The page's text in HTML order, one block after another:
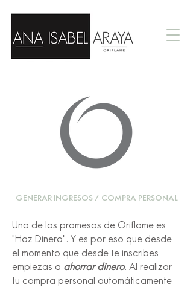
GENERAR INGRESOS / COMPRA PERSONAL
Una de las promesas de Oriflame es
"Haz Dinero". Y es por eso que desde
el momento que desde te inscribes
empiezas a ahorrar dinero. Al realizar
tu compra personal automáticamente